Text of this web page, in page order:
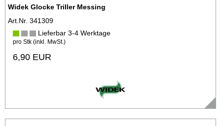
Widek Glocke Triller Messing
Art.Nr. 341309
Lieferbar 3-4 Werktage
pro Stk (inkl. MwSt.)
6,90 EUR